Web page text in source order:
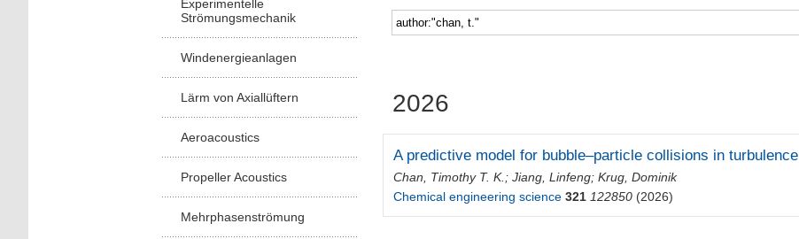
Experimentelle
Strömungsmechanik
Windenergieanlagen
Lärm von Axiallüftern
Aeroacoustics
Propeller Acoustics
Mehrphasenströmung
2026
A predictive model for bubble–particle collisions in turbulence
Chan, Timothy T. K. ;Jiang, Linfeng;Krug, Dominik
Chemical engineering science 321 122850 (2026)